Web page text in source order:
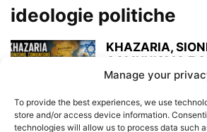
Manage your
To provide the best experiences, we use
store and/or access device information.
technologies will allow us to process data such
ideologie politiche
KHAZARIA,
COMUNISMO E
ANALISI CRITICA
admin - 7 Giugno 2026